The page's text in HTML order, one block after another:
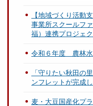
【地域づくり活動
事業所スクールフ
福）連携プロジェ
令和６年度 農林水
「守りたい秋田の
ンフレットが完成し
麦・大豆国産化プ